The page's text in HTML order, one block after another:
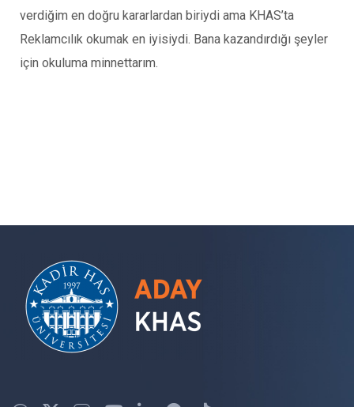
verdiğim en doğru kararlardan biriydi ama KHAS’ta
Reklamcılık okumak en iyisiydi. Bana kazandırdığı şeyler
için okuluma minnettarım.